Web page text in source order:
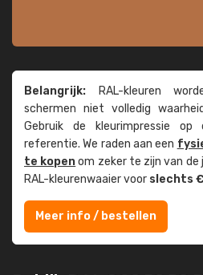
Belangrijk: RAL-kleuren
schermen niet volledig
Gebruik de kleur­impressie
referentie. We raden aan een
te kopenom zeker te zijn van de
RAL-kleuren­waaier voor slechts
Meer info / bestellen